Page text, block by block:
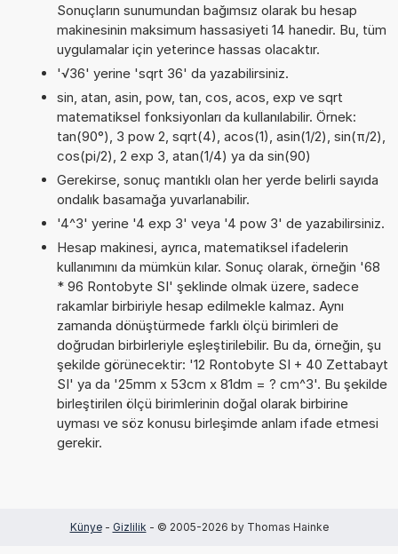
Sonuçların sunumundan bağımsız olarak bu hesap
makinesinin maksimum hassasiyeti 14 hanedir. Bu, tüm
uygulamalar için yeterince hassas olacaktır.
'√36' yerine 'sqrt 36' da yazabilirsiniz.
sin, atan, asin, pow, tan, cos, acos, exp ve sqrt
matematiksel fonksiyonları da kullanılabilir. Örnek:
tan(90°), 3 pow 2, sqrt(4), acos(1), asin(1/2), sin(π/2),
cos(pi/2), 2 exp 3, atan(1/4) ya da sin(90)
Gerekirse, sonuç mantıklı olan her yerde belirli sayıda
ondalık basamağa yuvarlanabilir.
'4^3' yerine '4 exp 3' veya '4 pow 3' de yazabilirsiniz.
Hesap makinesi, ayrıca, matematiksel ifadelerin
kullanımını da mümkün kılar. Sonuç olarak, örneğin '68
* 96 Rontobyte SI' şeklinde olmak üzere, sadece
rakamlar birbiriyle hesap edilmekle kalmaz. Aynı
zamanda dönüştürmede farklı ölçü birimleri de
doğrudan birbirleriyle eşleştirilebilir. Bu da, örneğin, şu
şekilde görünecektir: '12 Rontobyte SI + 40 Zettabayt
SI' ya da '25mm x 53cm x 81dm = ? cm^3'. Bu şekilde
birleştirilen ölçü birimlerinin doğal olarak birbirine
uyması ve söz konusu birleşimde anlam ifade etmesi
gerekir.
Künye- Gizlilik - © 2005-2026 by Thomas Hainke